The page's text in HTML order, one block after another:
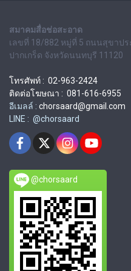
สมาคมสื่อช่อสะอาด
เลขที่ 18/882 หมู่ที่ 5 ถนนสุขาป
ปากเกร็ด จังหวัดนนทบุรี 11120
โทรศัพท์ : 02-963-2424
ติดต่อโฆษณา : 081-616-6955
อีเมลล์ : chorsaard@gmail.com
LINE : @chorsaard
@chorsaard